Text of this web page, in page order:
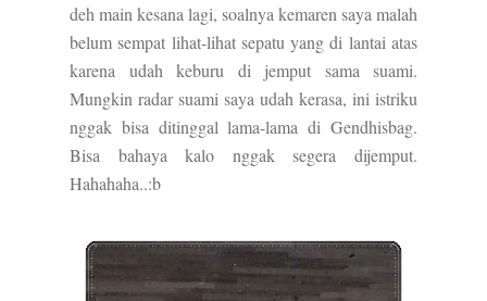
deh main kesana lagi, soalnya kemaren saya malah
belum sempat lihat-lihat sepatu yang di lantai atas
karena udah keburu di jemput sama suami.
Mungkin radar suami saya udah kerasa, ini istriku
nggak bisa ditinggal lama-lama di Gendhisbag.
Bisa bahaya kalo nggak segera dijemput.
Hahahaha..:b